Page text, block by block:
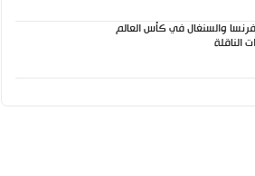
والسنغال في كأس العالم